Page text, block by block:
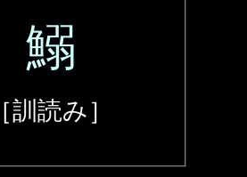
鰯
［訓読み］